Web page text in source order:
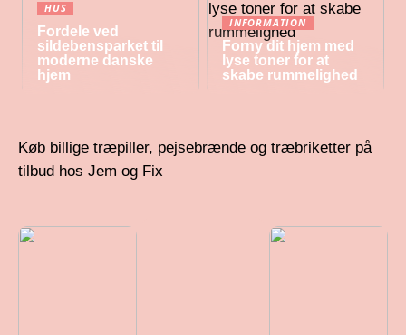
HUS
Fordele ved
sildebensparket til
moderne danske
hjem
INFORMATION
Forny dit hjem med
lyse toner for at
skabe rummelighed
Køb billige træpiller, pejsebrænde og træbriketter på
tilbud hos Jem og Fix